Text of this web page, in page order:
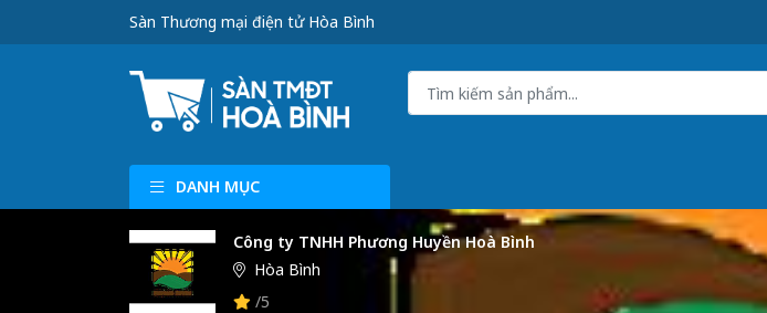
Sàn Thương mại điện tử Hòa Bình
DANH MỤC
Công ty TNHH Phương Huyền Hoà Bình
Hòa Bình
/5